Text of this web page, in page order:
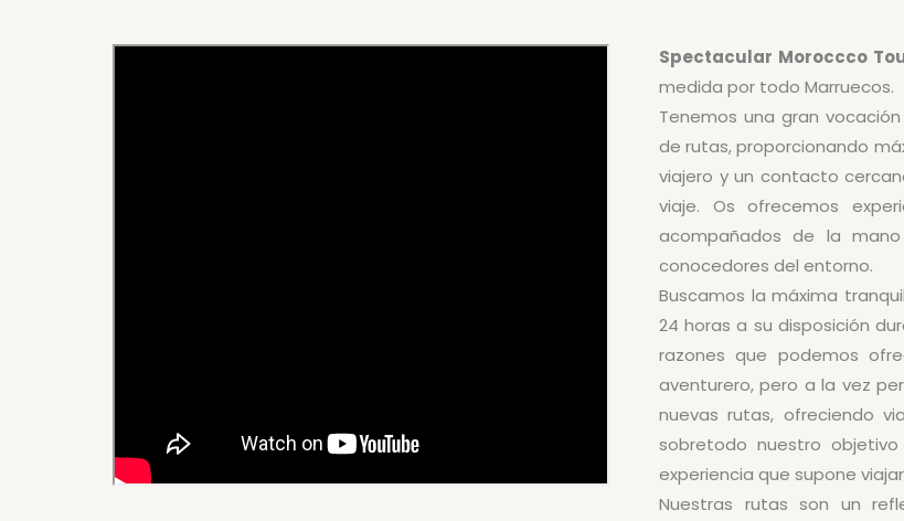
Spectacular Moroccco
medida por todo Marruecos.
Tenemos una gran
de rutas, proporcionando
viajero y un contacto
viaje. Os ofrecemos
acompañados de la
conocedores del entorno.
Buscamos la máxima
24 horas a su disposición
razones que podemos
aventurero, pero a la vez
nuevas rutas, ofreciendo
sobretodo nuestro
experiencia que supone
Nuestras rutas son un